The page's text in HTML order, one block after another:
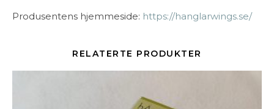
Produsentens hjemmeside: https://hanglarwings.se/
RELATERTE PRODUKTER